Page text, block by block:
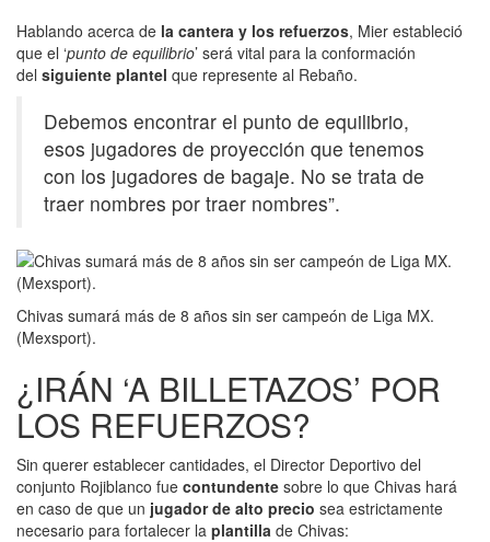
Hablando acerca de la cantera y los refuerzos, Mier estableció
que el ‘punto de equilibrio’ será vital para la conformación
del siguiente plantel que represente al Rebaño.
Debemos encontrar el punto de equilibrio,
esos jugadores de proyección que tenemos
con los jugadores de bagaje. No se trata de
traer nombres por traer nombres”.
Chivas sumará más de 8 años sin ser campeón de Liga MX.
(Mexsport).
¿IRÁN ‘A BILLETAZOS’ POR
LOS REFUERZOS?
Sin querer establecer cantidades, el Director Deportivo del
conjunto Rojiblanco fue contundente sobre lo que Chivas hará
en caso de que un jugador de alto precio sea estrictamente
necesario para fortalecer la plantilla de Chivas: